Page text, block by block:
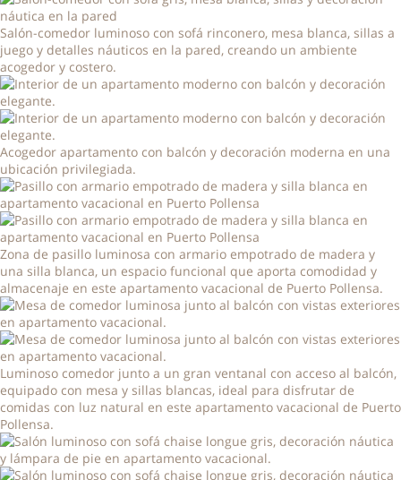
Salón-comedor luminoso con sofá rinconero, mesa blanca, sillas a
juego y detalles náuticos en la pared, creando un ambiente
acogedor y costero.
Acogedor apartamento con balcón y decoración moderna en una
ubicación privilegiada.
Zona de pasillo luminosa con armario empotrado de madera y
una silla blanca, un espacio funcional que aporta comodidad y
almacenaje en este apartamento vacacional de Puerto Pollensa.
Luminoso comedor junto a un gran ventanal con acceso al balcón,
equipado con mesa y sillas blancas, ideal para disfrutar de
comidas con luz natural en este apartamento vacacional de Puerto
Pollensa.